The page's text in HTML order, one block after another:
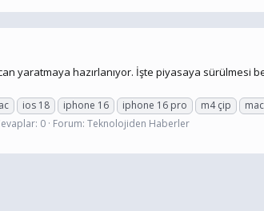
yaratmaya hazırlanıyor. İşte piyasaya sürülmesi
ios 18 iphone 16 iphone 16 pro m4 çip
0 Forum: Teknolojiden Haberler